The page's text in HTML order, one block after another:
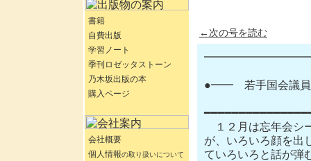
書籍
自費出版
学習ノート
季刊ロゼッタストーン
乃木坂出版の本
購入ページ
会社概要
個人情報の取り扱いについて
←次の号を読む
●━━　若手国会議
１２月は忘年会シ
が、いろいろ顔を出
ていろいろと話が弾